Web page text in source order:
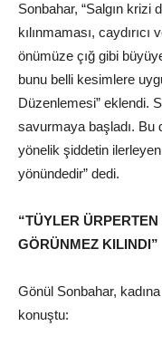
Sonbahar, “Salgın krizi
kılınmaması,
önümüze çığ gibi
bunu belli kesimlere
Düzenlemesi” eklendi.
savurmaya başladı. Bu
yönelik şiddetin
yönündedir” dedi.
“TÜYLER
GÖRÜNMEZ KILINDI”
Gönül Sonbahar,
konuştu: